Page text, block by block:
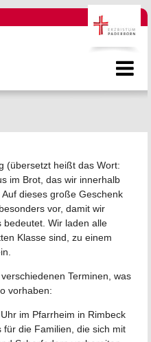
(übersetzt heißt das Wort:
im Brot, das wir innerhalb
dieses große Geschenk
vor, damit wir
Wir laden alle
Klasse sind, zu einem
Terminen, was
vorhaben:
im Pfarrheim in Rimbeck
die Familien, die sich mit